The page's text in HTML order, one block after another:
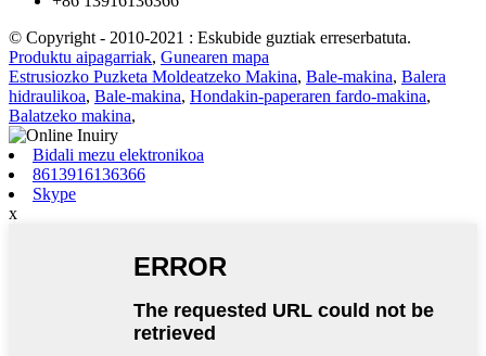
© Copyright - 2010-2021 : Eskubide guztiak erreserbatuta.
Produktu aipagarriak, Gunearen mapa
Estrusiozko Puzketa Moldeatzeko Makina, Bale-makina, Balera
hidraulikoa, Bale-makina, Hondakin-paperaren fardo-makina,
Balatzeko makina,
Bidali mezu elektronikoa
8613916136366
Skype
x